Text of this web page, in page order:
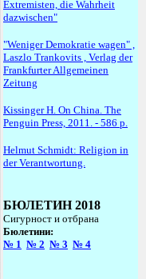
Extremisten, die Wahrheit
dazwischen"
"Weniger Demokratie wagen" ,
Laszlo Trankovits , Verlag der
Frankfurter Allgemeinen
Zeitung
Kissinger H. On China. The
Penguin Press, 2011. - 586 p.
Helmut Schmidt: Religion in
der Verantwortung.
БЮЛЕТИН2018
Сигурност и отбрана
Бюлетини:
№ 1 № 2 № 3 № 4